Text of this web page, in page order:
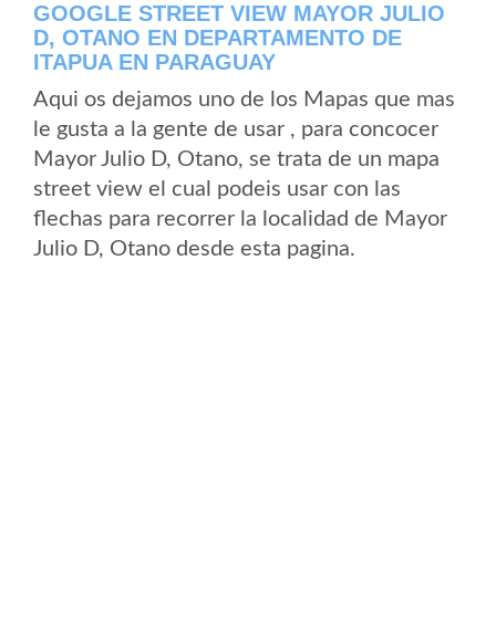
GOOGLE STREET VIEW MAYOR JULIO
D, OTANO EN DEPARTAMENTO DE
ITAPUA EN PARAGUAY
Aqui os dejamos uno de los Mapas que mas
le gusta a la gente de usar , para concocer
Mayor Julio D, Otano, se trata de un mapa
street view el cual podeis usar con las
flechas para recorrer la localidad de Mayor
Julio D, Otano desde esta pagina.